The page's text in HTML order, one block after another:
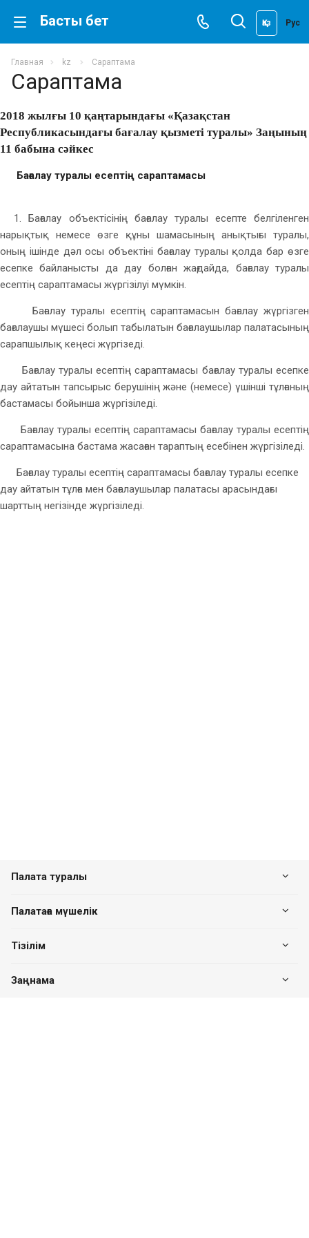
Басты бет Қаз Рус
Главная kz Сараптама
Сараптама
2018 жылғы 10 қаңтарындағы «Қазақстан
Республикасындағы бағалау қызметі туралы» Заңының
11 бабына сәйкес
Бағалау туралы есептің сараптамасы
1. Бағалау объектісінің бағалау туралы есепте белгіленген
нарықтық немесе өзге құны шамасының анықтығы туралы,
оның ішінде дәл осы объектіні бағалау туралы қолда бар өзге
есепке байланысты да дау болған жағдайда, бағалау туралы
есептің сараптамасы жүргізілуі мүмкін.
Бағалау туралы есептің сараптамасын бағалау жүргізген
бағалаушы мүшесі болып табылатын бағалаушылар палатасының
сарапшылық кеңесі жүргізеді.
Бағалау туралы есептің сараптамасы бағалау туралы есепке
дау айтатын тапсырыс берушінің және (немесе) үшінші тұлғаның
бастамасы бойынша жүргізіледі.
Бағалау туралы есептің сараптамасы бағалау туралы есептің
сараптамасына бастама жасаған тараптың есебінен жүргізіледі.
Бағалау туралы есептің сараптамасы бағалау туралы есепке
дау айтатын тұлға мен бағалаушылар палатасы арасындағы
шарттың негізінде жүргізіледі.
Палата туралы
Палатаға мүшелік
Тізілім
Заңнама